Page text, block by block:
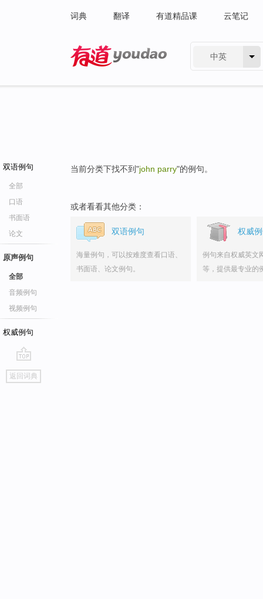
词典 翻译 有道精品课 云笔记
中英
双语例句
全部
口语
书面语
论文
原声例句
全部
音频例句
视频例句
权威例句
go
top
返回词典
当前分类下找不到"john parry"的例句。
或者看看其他分类：
双语例句
海量例句，可以按难度查看口语、
书面语、论文例句。
权威
例句来自权威英文
等，提供最专业的